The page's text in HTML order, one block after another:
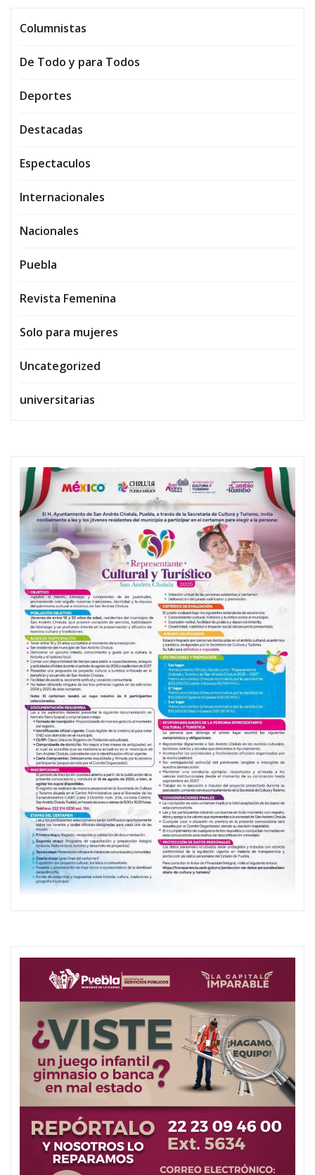
Columnistas
De Todo y para Todos
Deportes
Destacadas
Espectaculos
Internacionales
Nacionales
Puebla
Revista Femenina
Solo para mujeres
Uncategorized
universitarias